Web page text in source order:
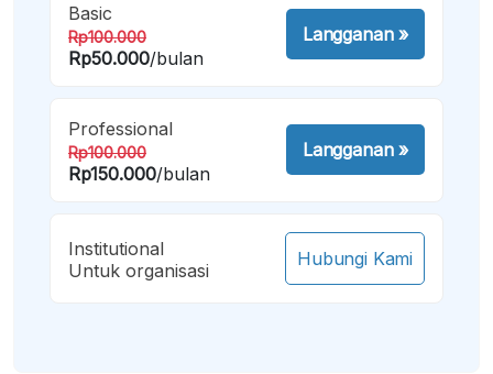
Basic
Rp100.000
Rp50.000/bulan
Langganan»
Professional
Rp100.000
Rp150.000/bulan
Langganan»
Institutional
Untuk organisasi
Hubungi Kami